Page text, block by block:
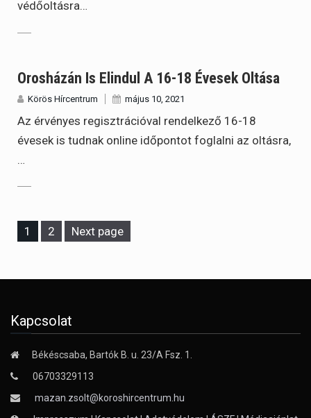
védőoltásra…
Orosházán Is Elindul A 16-18 Évesek Oltása
Körös Hírcentrum május 10, 2021
Az érvényes regisztrációval rendelkező 16-18
évesek is tudnak online időpontot foglalni az oltásra,
…
Page
1 Page
2 Next page
Kapcsolat
Békéscsaba, Bartók B. u. 23/A Fsz. 1.
06703329113
mazan.zsolt@koroshircentrum.hu